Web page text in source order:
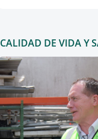
CALIDAD DE VIDA Y